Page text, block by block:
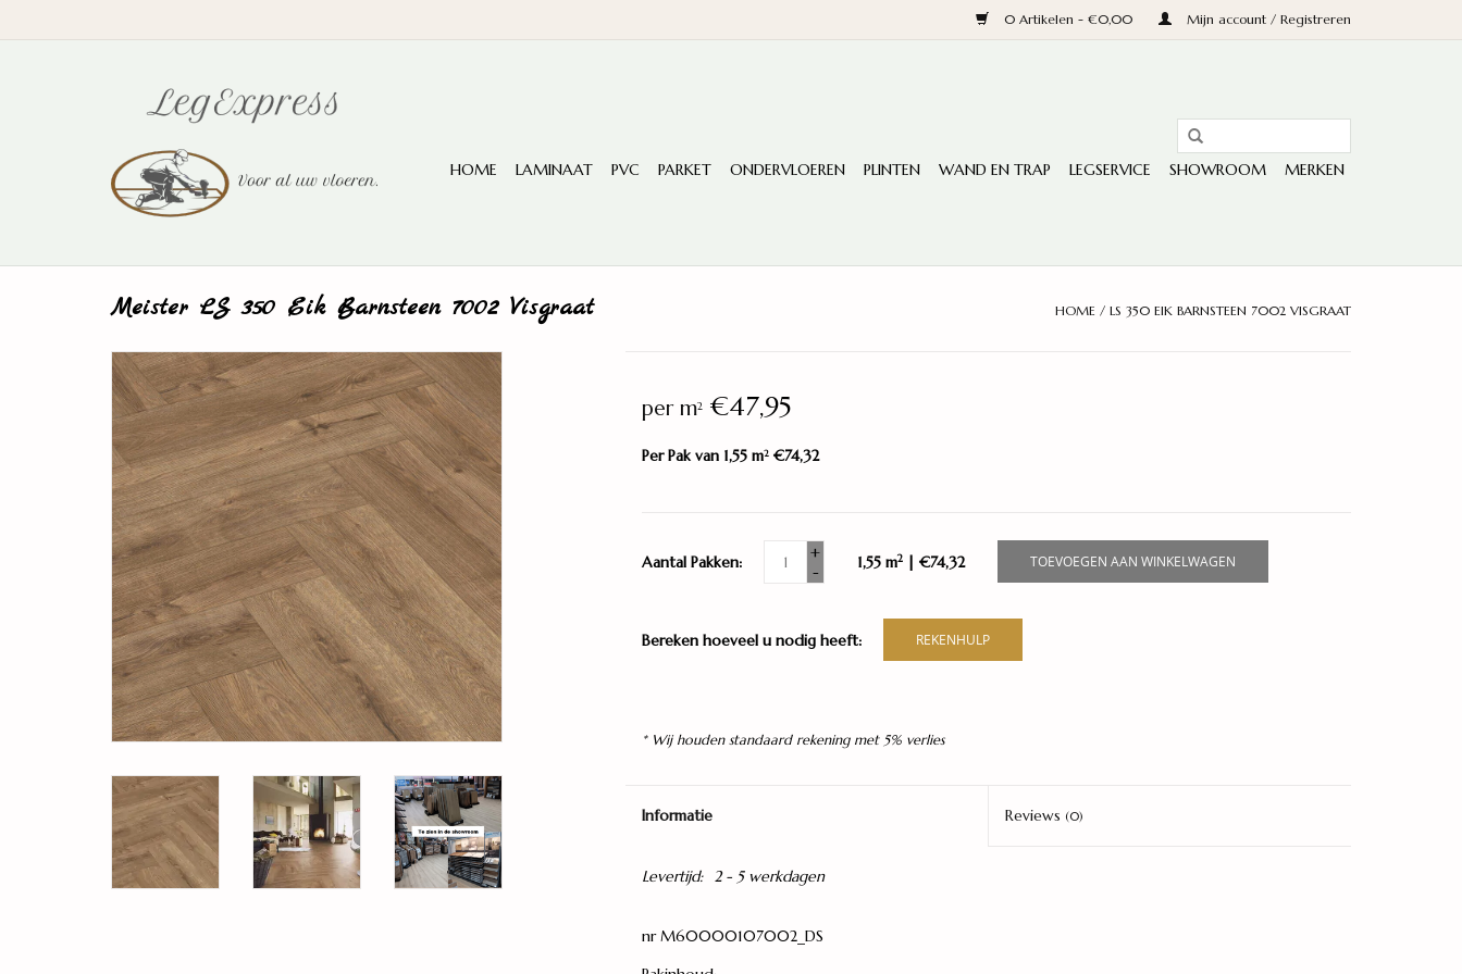
0 Artikelen - €0,00 Mijn account / Registreren
HOME LAMINAAT PVC PARKET ONDERVLOEREN PLINTEN WAND EN TRAP LEGSERVICE SHOWROOM MERKEN
Meister LS 350 Eik Barnsteen 7002 Visgraat HOME / LS 350 EIK BARNSTEEN 7002 VISGRAAT
per m2€47,95
Per Pak van 1,55 m2€74,32
Aantal Pakken:
+
-
1,55 m2| €74,32 TOEVOEGEN AAN WINKELWAGEN
Bereken hoeveel u nodig heeft: REKENHULP
* Wij houden standaard rekening met 5% verlies
Informatie Reviews(0)
Levertijd: 2 - 5 werkdagen
nr M60000107002_DS